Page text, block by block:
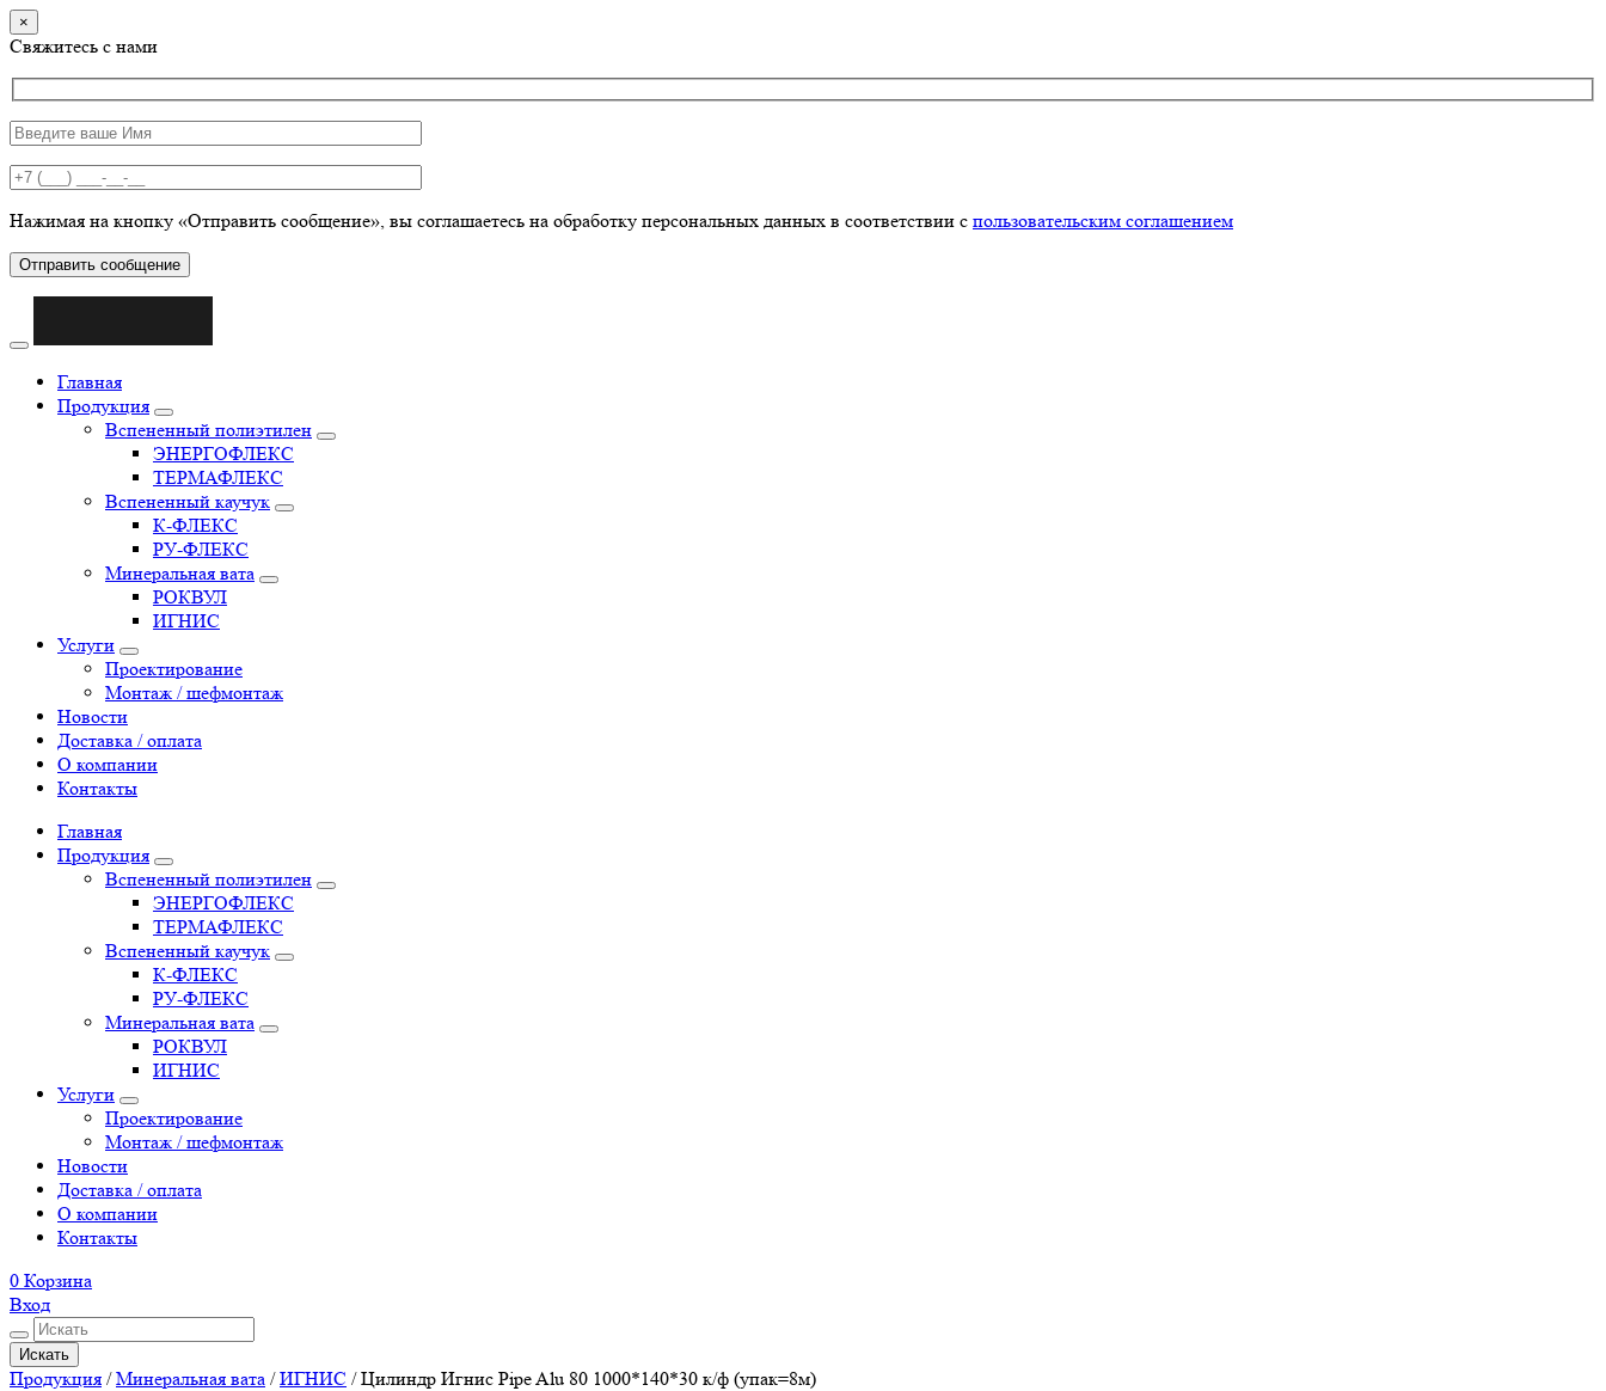
×
Свяжитесь с нами
Нажимая на кнопку «Отправить сообщение», вы соглашаетесь на обработку персональных данных в соответствии с пользовательским соглашением
Отправить сообщение
Главная
Продукция
Вспененный полиэтилен
ЭНЕРГОФЛЕКС
ТЕРМАФЛЕКС
Вспененный каучук
К-ФЛЕКС
РУ-ФЛЕКС
Минеральная вата
РОКВУЛ
ИГНИС
Услуги
Проектирование
Монтаж / шефмонтаж
Новости
Доставка / оплата
О компании
Контакты
Главная
Продукция
Вспененный полиэтилен
ЭНЕРГОФЛЕКС
ТЕРМАФЛЕКС
Вспененный каучук
К-ФЛЕКС
РУ-ФЛЕКС
Минеральная вата
РОКВУЛ
ИГНИС
Услуги
Проектирование
Монтаж / шефмонтаж
Новости
Доставка / оплата
О компании
Контакты
0 Корзина
Вход
Искать
Продукция /Минеральная вата /ИГНИС /Цилиндр Игнис Pipe Alu 80 1000*140*30 к/ф (упак=8м)